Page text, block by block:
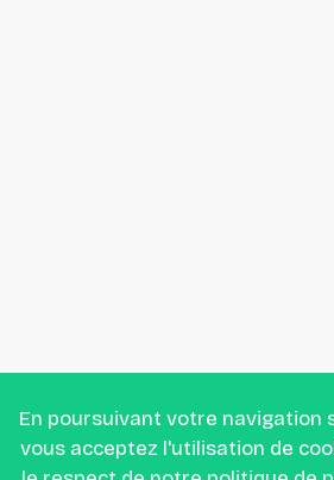
En poursuivant votre navigation
vous acceptez l'utilisation de